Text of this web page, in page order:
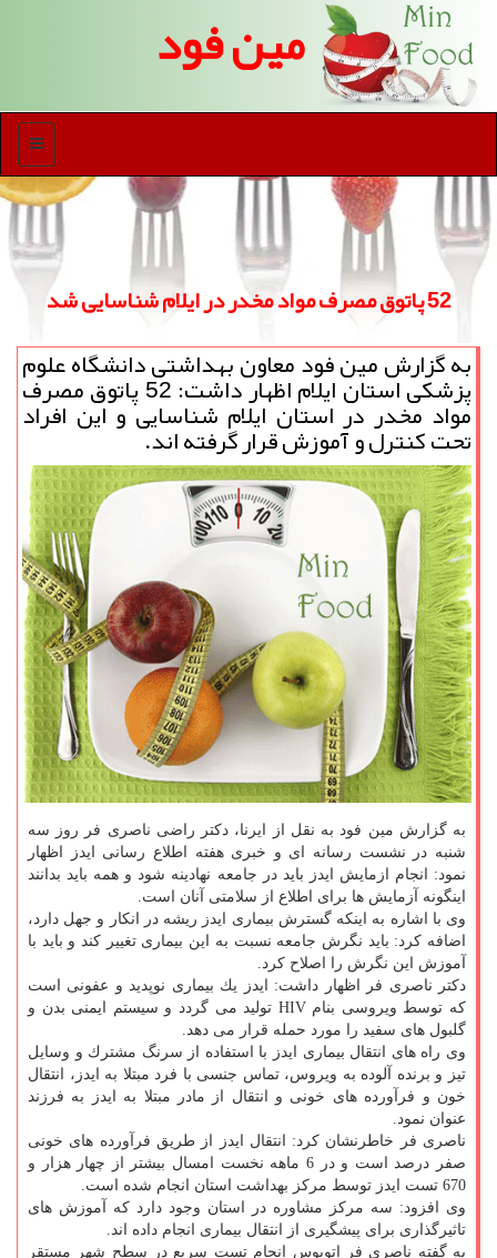
مین فود
منو
52 پاتوق مصرف مواد مخدر در ایلام شناسایی شد
به گزارش مین فود معاون بهداشتی دانشگاه علوم
پزشكی استان ایلام اظهار داشت: 52 پاتوق مصرف
مواد مخدر در استان ایلام شناسایی و این افراد
تحت كنترل و آموزش قرار گرفته اند.
به گزارش مین فود به نقل از ایرنا، دكتر راضی ناصری فر روز سه
شنبه در نشست رسانه ای و خبری هفته اطلاع رسانی ایدز اظهار
نمود: انجام ازمایش ایدز باید در جامعه نهادینه شود و همه باید بدانند
اینگونه آزمایش ها برای اطلاع از سلامتی آنان است.
وی با اشاره به اینكه گسترش بیماری ایدز ریشه در انكار و جهل دارد،
اضافه كرد: باید نگرش جامعه نسبت به این بیماری تغییر كند و باید با
آموزش این نگرش را اصلاح كرد.
دكتر ناصری فر اظهار داشت: ایدز یك بیماری نوپدید و عفونی است
كه توسط ویروسی بنام HIV تولید می گردد و سیستم ایمنی بدن و
گلبول های سفید را مورد حمله قرار می دهد.
وی راه های انتقال بیماری ایدز با استفاده از سرنگ مشترك و وسایل
تیز و برنده آلوده به ویروس، تماس جنسی با فرد مبتلا به ایدز، انتقال
خون و فرآورده های خونی و انتقال از مادر مبتلا به ایدز به فرزند
عنوان نمود.
ناصری فر خاطرنشان كرد: انتقال ایدز از طریق فرآورده های خونی
صفر درصد است و در 6 ماهه نخست امسال بیشتر از چهار هزار و
670 تست ایدز توسط مركز بهداشت استان انجام شده است.
وی افزود: سه مركز مشاوره در استان وجود دارد كه آموزش های
تاثیرگذاری برای پیشگیری از انتقال بیماری انجام داده اند.
به گفته ناصری فر اتوبوس انجام تست سریع در سطح شهر مستقر